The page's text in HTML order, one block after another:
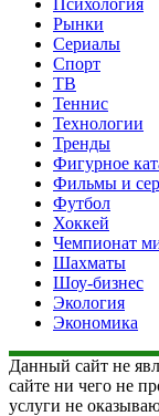
Рынки
Сериалы
Спорт
ТВ
Теннис
Технологии
Тренды
Фигурное
Фильмы и
Футбол
Хоккей
Чемпионат
Шахматы
Шоу-бизнес
Экология
Экономика
Данный сайт не
сайте ни чего не
услуги не